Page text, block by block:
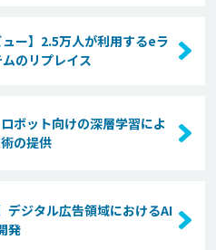
ュー】2.5万人が利用するeラ
のリプレイス
ロボット向けの深層学習によ
の提供
デジタル広告領域におけるAI
発